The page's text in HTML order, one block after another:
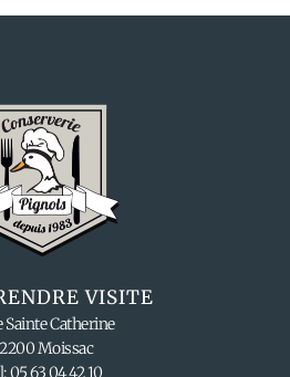
VISITE
Sainte Catherine
Moissac
05 63 04 42 10